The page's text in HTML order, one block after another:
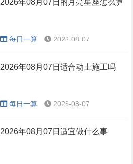
2026年08月07日的月亮星座怎么算
每日一算 2026-08-07
2026年08月07日适合动土施工吗
每日一算 2026-08-07
2026年08月07日适宜做什么事